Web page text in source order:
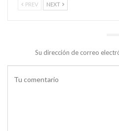
PREV NEXT
Su dirección de correo